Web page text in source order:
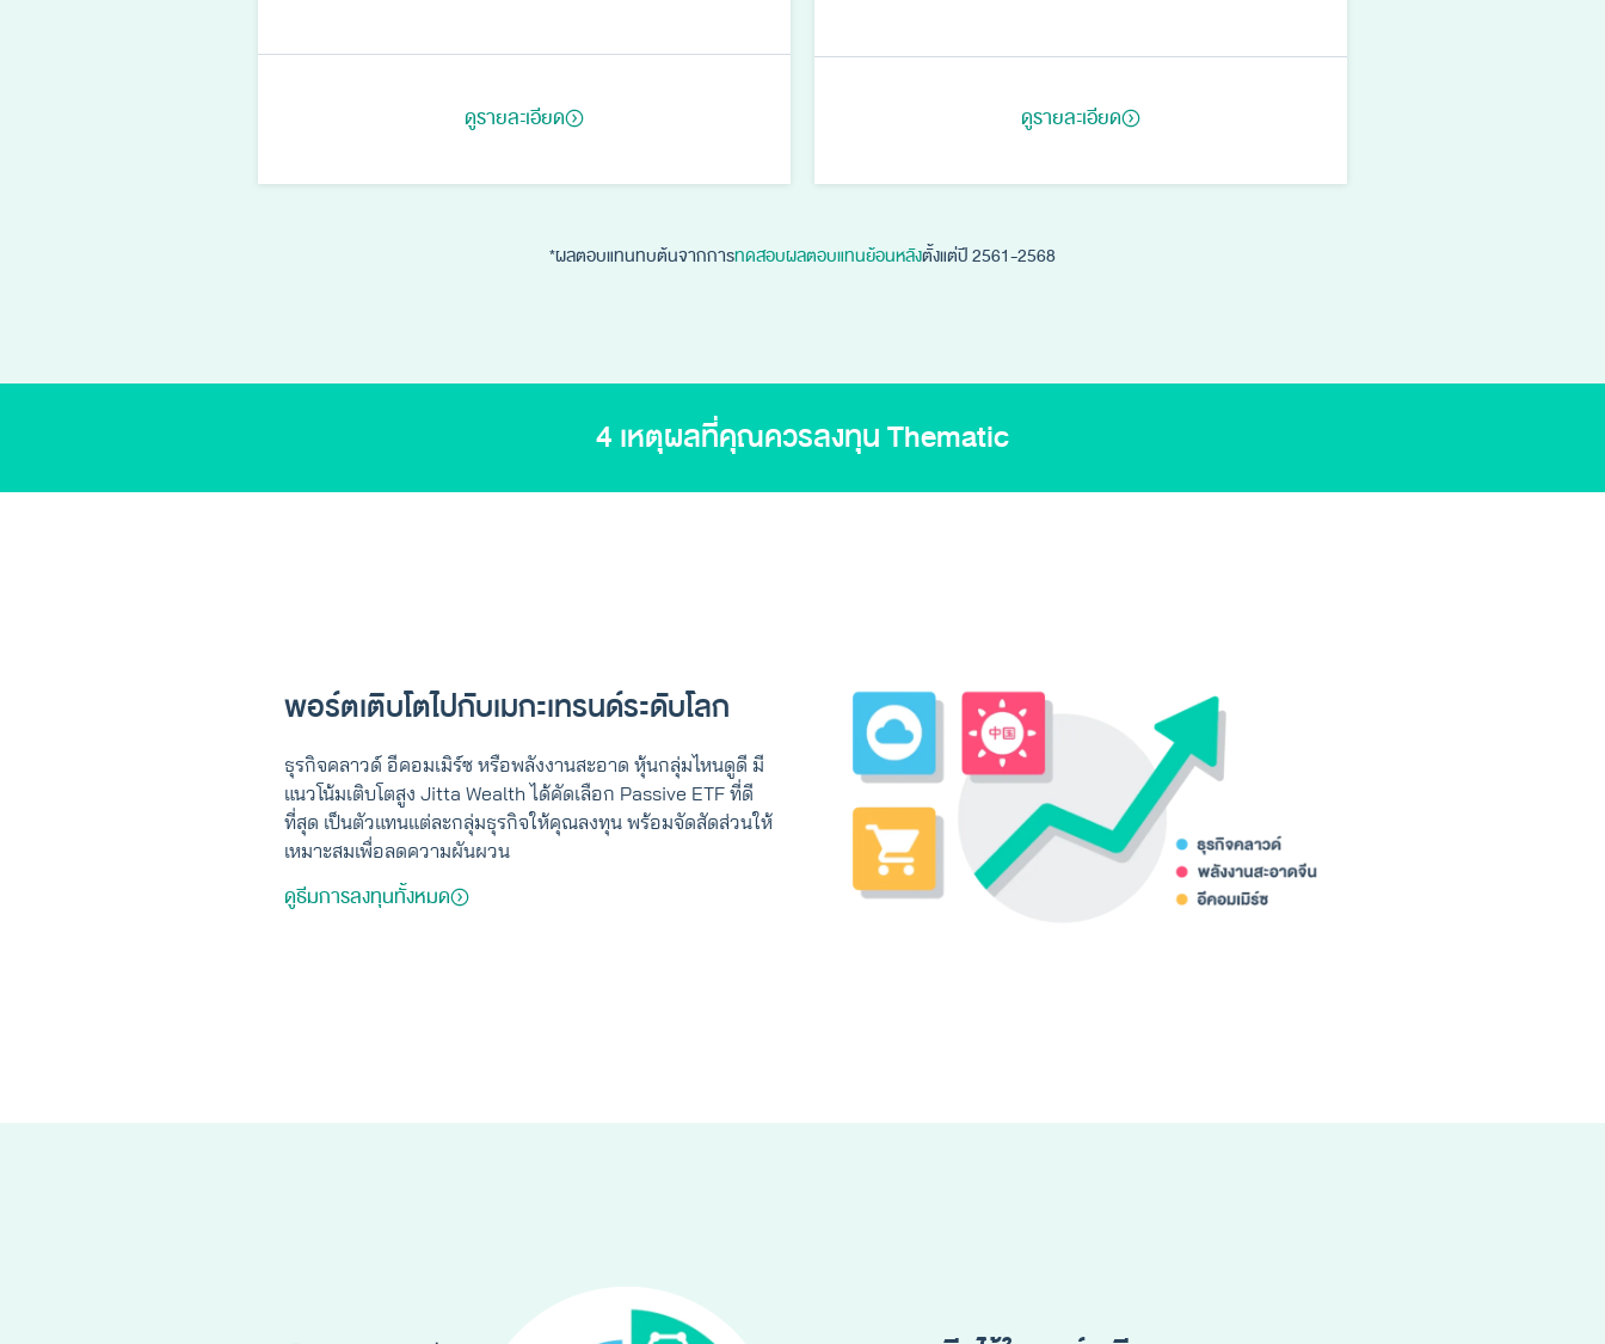
ดูรายละเอียด ดูรายละเอียด
*ผลตอบแทนทบต้นจากการทดสอบผลตอบแทนย้อนหลังตั้งแต่ปี 2561-2568
4 เหตุผลที่คุณควรลงทุน Thematic
พอร์ตเติบโตไปกับเมกะเทรนด์ระดับโลก
ธุรกิจคลาวด์ อีคอมเมิร์ซ หรือพลังงานสะอาด หุ้นกลุ่มไหนดูดี มี
แนวโน้มเติบโตสูง Jitta Wealth ได้คัดเลือก Passive ETF ที่ดี
ที่สุด เป็นตัวแทนแต่ละกลุ่มธุรกิจให้คุณลงทุน พร้อมจัดสัดส่วนให้
เหมาะสมเพื่อลดความผันผวน
ดูธีมการลงทุนทั้งหมด